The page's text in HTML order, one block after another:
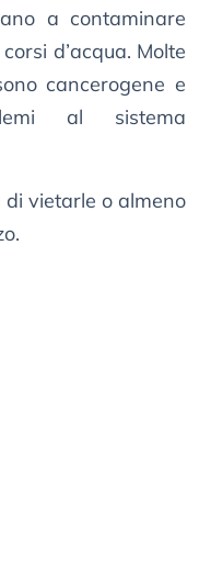
a contaminare
d’acqua. Molte
cancerogene e
al sistema
vietarle o almeno